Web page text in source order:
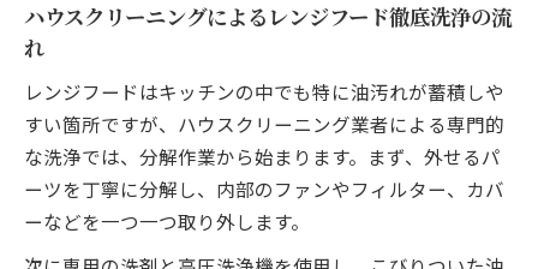
ハウスクリーニングによるレンジフード徹底洗浄の流
れ
レンジフードはキッチンの中でも特に油汚れが蓄積しや
すい箇所ですが、ハウスクリーニング業者による専門的
な洗浄では、分解作業から始まります。まず、外せるパ
ーツを丁寧に分解し、内部のファンやフィルター、カバ
ーなどを一つ一つ取り外します。